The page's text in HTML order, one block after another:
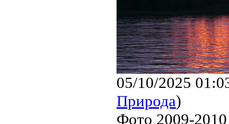
05/10/2025
Природа)
Фото 2009-